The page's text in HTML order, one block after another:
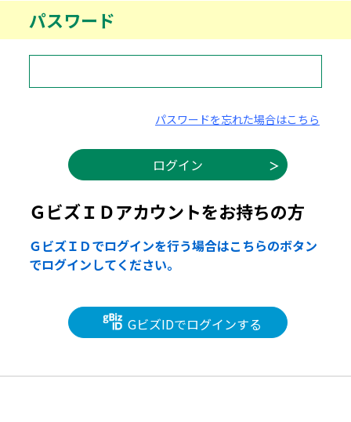
パスワード
パスワードを忘れた場合はこちら
ＧビズＩＤアカウントをお持ちの方
ＧビズＩＤでログインを行う場合はこちらのボタン
でログインしてください。
GビズIDでログインする